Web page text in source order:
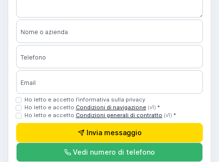
Nome o azienda
Telefono
Email
Ho letto e accetto l’informativa sulla privacy
Ho letto e accetto Condizioni di navigazione (v1) *
Ho letto e accetto Condizioni generali di contratto (v1) *
Invia messaggio
Vedi numero di telefono